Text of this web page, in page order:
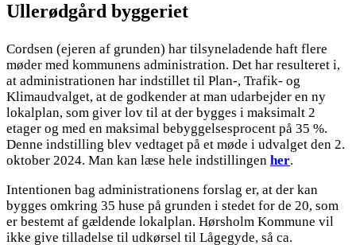
Ullerødgård byggeriet
Cordsen (ejeren af grunden) har tilsyneladende haft flere
møder med kommunens administration. Det har resulteret i,
at administrationen har indstillet til Plan-, Trafik- og
Klimaudvalget, at de godkender at man udarbejder en ny
lokalplan, som giver lov til at der bygges i maksimalt 2
etager og med en maksimal bebyggelsesprocent på 35 %.
Denne indstilling blev vedtaget på et møde i udvalget den 2.
oktober 2024. Man kan læse hele indstillingen her.
Intentionen bag administrationens forslag er, at der kan
bygges omkring 35 huse på grunden i stedet for de 20, som
er bestemt af gældende lokalplan. Hørsholm Kommune vil
ikke give tilladelse til udkørsel til Lågegyde, så ca.